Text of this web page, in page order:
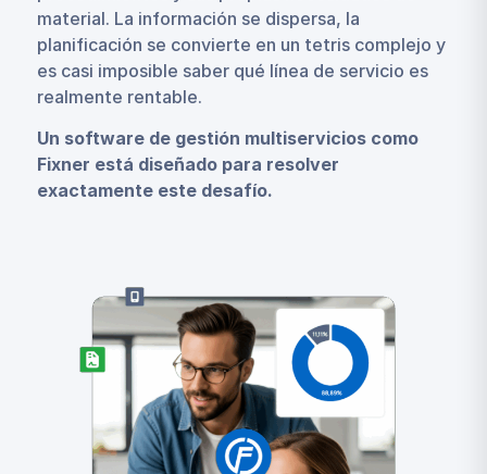
material. La información se dispersa, la
planificación se convierte en un tetris complejo y
es casi imposible saber qué línea de servicio es
realmente rentable.
Un software de gestión multiservicios como
Fixner está diseñado para resolver
exactamente este desafío.